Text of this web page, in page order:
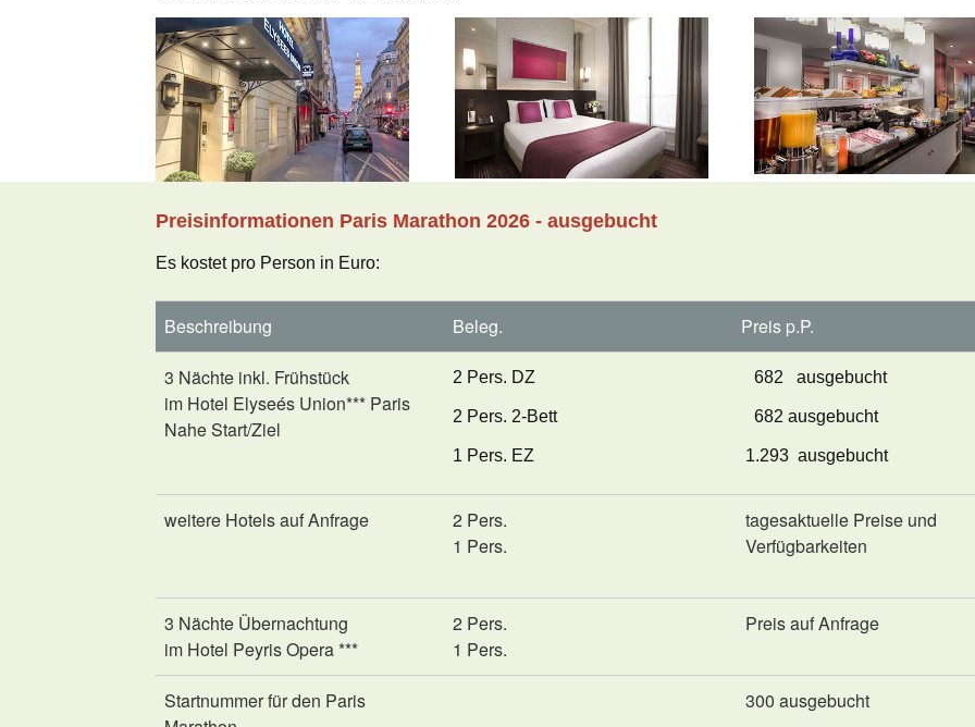
Preisinformationen Paris Marathon 2026 - ausgebucht
Es kostet pro Person in Euro:
Beschreibung Beleg. Preis p.P.
3 Nächte inkl. Frühstück
im Hotel Elyseés Union*** Paris
Nahe Start/Ziel
2 Pers. DZ
2 Pers. 2-Bett
1 Pers. EZ
682 ausgebucht
682 ausgebucht
1.293 ausgebucht
weitere Hotels auf Anfrage
2 Pers.
1 Pers.
tagesaktuelle Preise und
Verfügbarkeiten
3 Nächte Übernachtung
im Hotel Peyris Opera***
2 Pers.
1 Pers.
Preis auf Anfrage
Startnummer für den Paris
300 ausgebucht